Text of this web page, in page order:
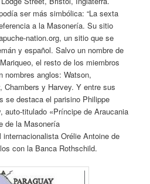
ser más simbólica: “La sexta
a la Masonería. Su sitio
nation.org, un sitio que se
y español. Salvo un nombre de
el resto de los miembros
nombres anglos: Watson,
Chambers y Harvey. Y entre sus
se destaca el parisino Philippe
auto-titulado «Príncipe de Araucania
de la Masonería
Orélie Antoine de
con la Banca Rothschild.